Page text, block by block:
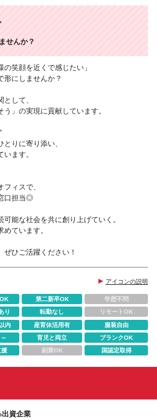
せんか？
の笑顔を近くで感じたい」
にしませんか？
して、
」の実現に貢献しています。
りに寄り添い、
ます。
ィスで、
口担当◎
能な社会を共に創り上げていく。
ています。
ひご活躍ください！
アイコンの説明
第二新卒OK
学歴不問
り 転勤なし
リモートOK
内 産育休活用有
服装自由
育児と両立
ブランクOK
援 副業OK 国認定取得
資企業